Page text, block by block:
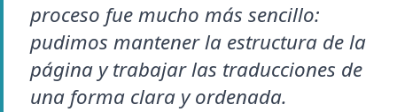
proceso fue mucho más sencillo:
pudimos mantener la estructura de la
página y trabajar las traducciones de
una forma clara y ordenada.